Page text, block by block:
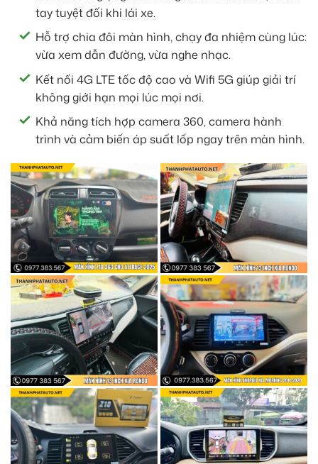
tay tuyệt đối khi lái xe.
Hỗ trợ chia đôi màn hình, chạy đa nhiệm cùng lúc:
vừa xem dẫn đường, vừa nghe nhạc.
Kết nối 4G LTE tốc độ cao và Wifi 5G giúp giải trí
không giới hạn mọi lúc mọi nơi.
Khả năng tích hợp camera 360, camera hành
trình và cảm biến áp suất lốp ngay trên màn hình.